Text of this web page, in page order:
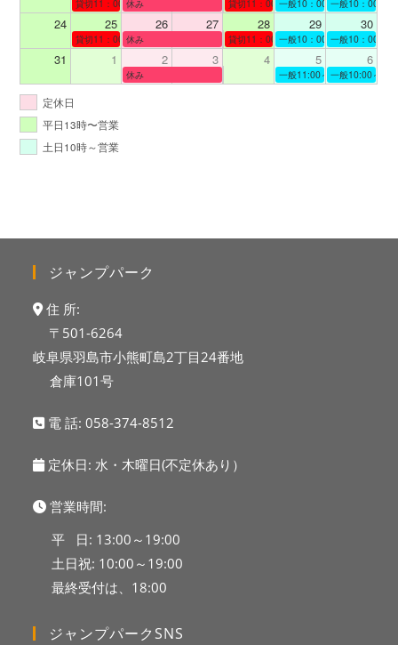
貸切11：00～12：00
休み 貸切11：00～13：00一般10：00～19：00
一般10：00～
24 25 26 27 28 29 30
貸切11：00～12：00
休み 貸切11：00～12：00一般10：00～19：00
一般10：00～
31 1 2 3 4 5 6
休み 一般11:00～19:00一般10:00～
定休日
平日13時〜営業
土日10時～営業
ジャンプパーク
住 所:
〒501-6264
岐阜県羽島市小熊町島2丁目24番地
倉庫101号
電 話:058-374-8512
定休日: 水・木曜日(不定休あり）
営業時間:
平 日: 13:00～19:00
土日祝: 10:00～19:00
最終受付は、18:00
ジャンプパークSNS